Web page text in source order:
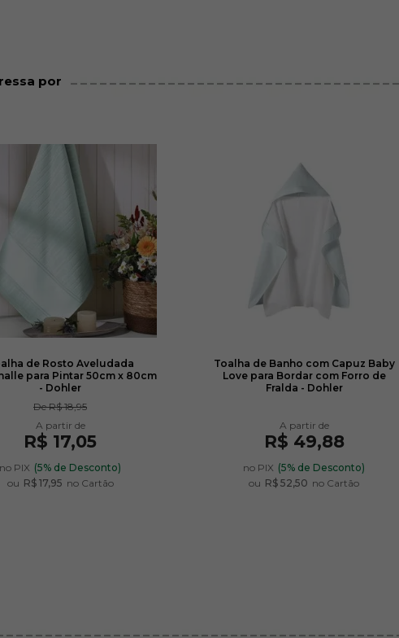
por
de Rosto Aveludada
para Pintar 50cm x 80cm
- Dohler
DeR$ 18,95
R$ 17,05
no PIX (5% de Desconto)
ou R$ 17,95 no Cartão
Toalha de Banho com Capuz Baby
Love para Bordar com Forro de
Fralda - Dohler
R$ 49,88
no PIX (5% de Desconto)
ou R$ 52,50 no Cartão